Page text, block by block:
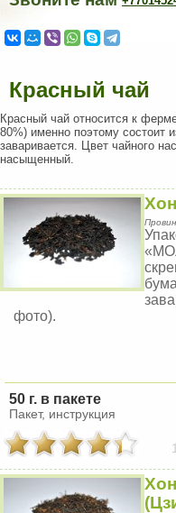
Красный чай
Красный чай относится к
80%) именно поэтому состоит
заваривается. Цвет чайного
насыщенный.
фото).
50 г. в пакете
Пакет, инструкция